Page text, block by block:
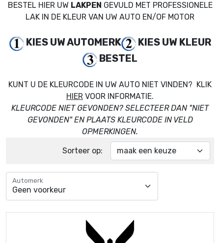
BESTEL HIER UW LAKPEN GEVULD MET PROFESSIONELE
LAK IN DE KLEUR VAN UW AUTO EN/OF MOTOR
KIES UW AUTOMERK
KIES UW KLEUR
BESTEL
KUNT U DE KLEURCODE IN UW AUTO NIET VINDEN? KLIK
HIER VOOR INFORMATIE.
KLEURCODE NIET GEVONDEN? SELECTEER DAN "NIET
GEVONDEN" EN PLAATS KLEURCODE IN VELD
OPMERKINGEN.
Sorteer op:
Automerk